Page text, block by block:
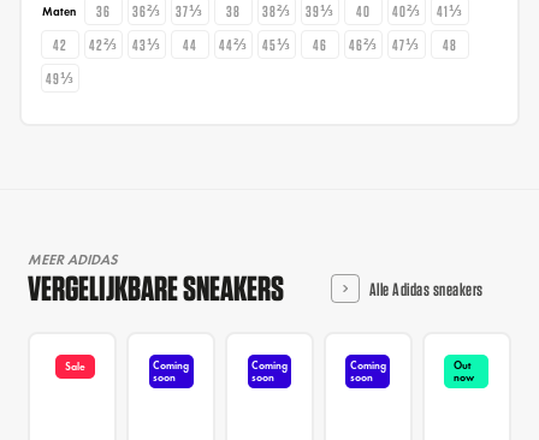
Maten 36 36⅔ 37⅓ 38 38⅔ 39⅓ 40 40⅔
41⅓
42
42⅔ 43⅓ 44 44⅔ 45⅓ 46 46⅔ 47⅓
48
49⅓
MEER ADIDAS
VERGELIJKBARE SNEAKERS Alle Adidas sneakers
Sale
Coming
soon
Coming
soon
Coming
soon
Out
now